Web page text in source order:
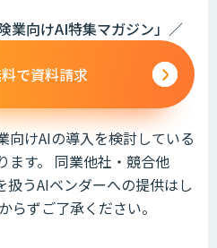
業向けAI特集マガジン」 ／
で資料請求
向けAIの導入を検討している
ます。 同業他社・競合他
扱うAIベンダーへの提供はし
らずご了承ください。